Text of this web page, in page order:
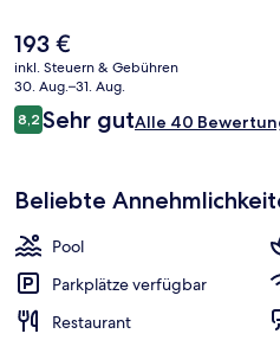
Highlights.
Der
aktuelle
Preis
beträgt
193 €.
193 €
inkl. Steuern & Gebühren
30. Aug.–31. Aug.
Bewertungen
8,28,2 von 10.
Sehr gutAlle 40
Beliebte
Pool
Parkplätze verfügbar
Restaurant